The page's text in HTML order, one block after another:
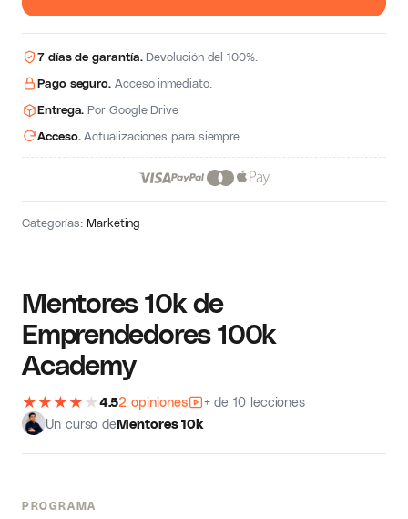
Mentores 10k de
Emprendedores 100k
Academy
★ ★ ★ ★ ★4.52 opiniones
+ de 10 lecciones
Un curso deMentores 10k
PROGRAMA
7 días de garantía.Devolución del 100%.
Pago seguro. Acceso inmediato.
Entrega. Por Google Drive
Acceso.Actualizaciones para siempre
Categorías:Marketing